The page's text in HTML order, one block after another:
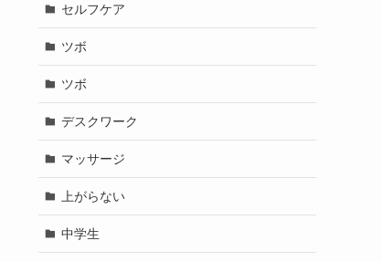
セルフケア
ツボ
ツボ
デスクワーク
マッサージ
上がらない
中学生